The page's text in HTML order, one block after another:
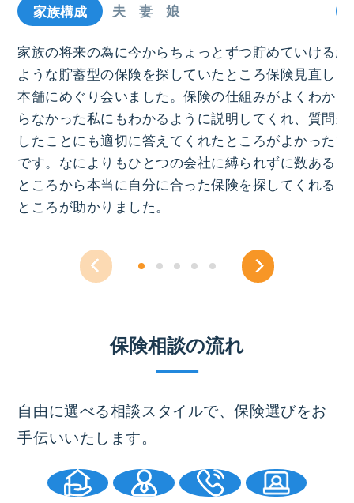
家族構成
夫 妻 娘
家族の将来の為に今からちょっとずつ貯めていける
ような貯蓄型の保険を探していたところ保険見直し
本舗にめぐり会いました。保険の仕組みがよくわか
らなかった私にもわかるように説明してくれ、質問
したことにも適切に答えてくれたところがよかった
です。なによりもひとつの会社に縛られずに数ある
ところから本当に自分に合った保険を探してくれる
ところが助かりました。
結
来
保険相談の流れ
自由に選べる相談スタイルで、保険選びをお
手伝いいたします。